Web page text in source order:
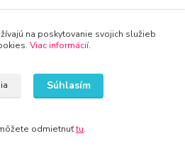
000na poskytovanie svojich služieb
Viac informácií.
Súhlasím
odmietnuťtu.